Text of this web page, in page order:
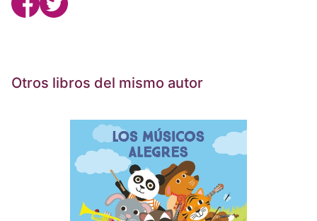
Otros libros del mismo autor